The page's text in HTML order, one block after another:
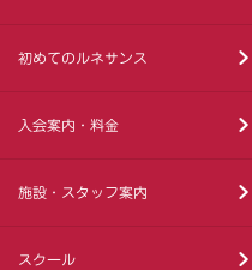
初めてのルネサンス
入会案内・料金
施設・スタッフ案内
スクール